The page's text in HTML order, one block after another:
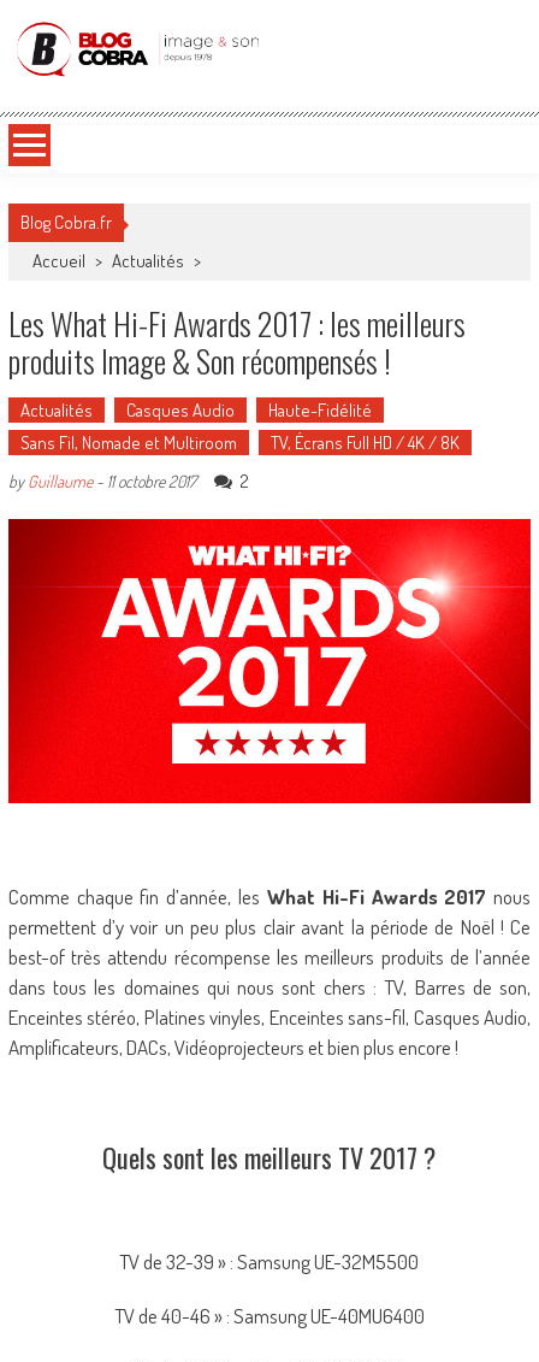
Blog Cobra
Blog Cobra.fr
Accueil > Actualités >
Les What Hi-Fi Awards 2017 : les meilleurs
produits Image & Son récompensés !
Actualités Casques Audio
Haute-Fidélité
Sans Fil, Nomade et Multiroom
TV, Écrans Full HD / 4K / 8K
byGuillaume- 11 octobre 2017 2
Comme chaque fin d’année, les What Hi-Fi Awards 2017 nous
permettent d’y voir un peu plus clair avant la période de Noël ! Ce
best-of très attendu récompense les meilleurs produits de l’année
dans tous les domaines qui nous sont chers : TV, Barres de son,
Enceintes stéréo, Platines vinyles, Enceintes sans-fil, Casques Audio,
Amplificateurs, DACs, Vidéoprojecteurs et bien plus encore !
Quels sont les meilleurs TV 2017 ?
TV de 32-39 » : Samsung UE-32M5500
TV de 40-46 » : Samsung UE-40MU6400